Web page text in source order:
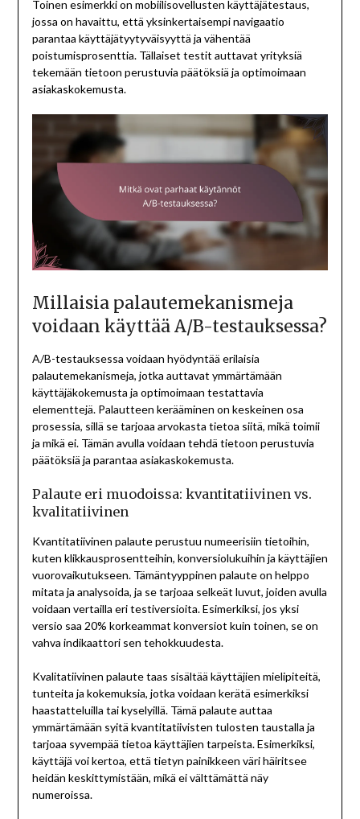
Toinen esimerkki on mobiilisovellusten käyttäjätestaus,
jossa on havaittu, että yksinkertaisempi navigaatio
parantaa käyttäjätyytyväisyyttä ja vähentää
poistumisprosenttia. Tällaiset testit auttavat yrityksiä
tekemään tietoon perustuvia päätöksiä ja optimoimaan
asiakaskokemusta.
Millaisia palautemekanismeja
voidaan käyttää A/B-testauksessa?
A/B-testauksessa voidaan hyödyntää erilaisia
palautemekanismeja, jotka auttavat ymmärtämään
käyttäjäkokemusta ja optimoimaan testattavia
elementtejä. Palautteen kerääminen on keskeinen osa
prosessia, sillä se tarjoaa arvokasta tietoa siitä, mikä toimii
ja mikä ei. Tämän avulla voidaan tehdä tietoon perustuvia
päätöksiä ja parantaa asiakaskokemusta.
Palaute eri muodoissa: kvantitatiivinen vs.
kvalitatiivinen
Kvantitatiivinen palaute perustuu numeerisiin tietoihin,
kuten klikkausprosentteihin, konversiolukuihin ja käyttäjien
vuorovaikutukseen. Tämäntyyppinen palaute on helppo
mitata ja analysoida, ja se tarjoaa selkeät luvut, joiden avulla
voidaan vertailla eri testiversioita. Esimerkiksi, jos yksi
versio saa 20% korkeammat konversiot kuin toinen, se on
vahva indikaattori sen tehokkuudesta.
Kvalitatiivinen palaute taas sisältää käyttäjien mielipiteitä,
tunteita ja kokemuksia, jotka voidaan kerätä esimerkiksi
haastatteluilla tai kyselyillä. Tämä palaute auttaa
ymmärtämään syitä kvantitatiivisten tulosten taustalla ja
tarjoaa syvempää tietoa käyttäjien tarpeista. Esimerkiksi,
käyttäjä voi kertoa, että tietyn painikkeen väri häiritsee
heidän keskittymistään, mikä ei välttämättä näy
numeroissa.